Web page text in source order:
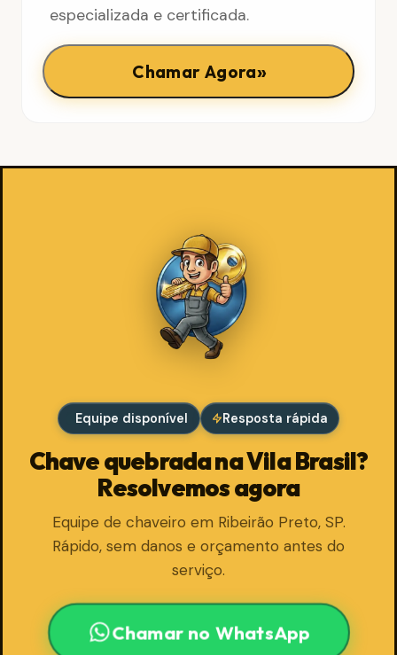
especializada e certificada.
Chamar Agora»
Equipe disponível Resposta rápida
Chave quebrada na Vila Brasil?
Resolvemos agora
Equipe de chaveiro em Ribeirão Preto, SP.
Rápido, sem danos e orçamento antes do
serviço.
Chamar no WhatsApp